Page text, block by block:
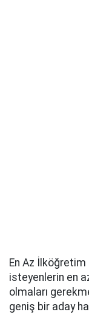
En Az
isteyenlerin en
olmaları
geniş bir aday